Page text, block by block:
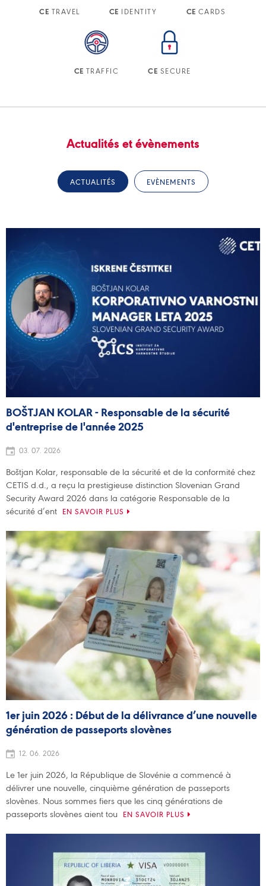
CE TRAVEL CE IDENTITY CE CARDS
CE TRAFFIC CE SECURE
Actualités et évènements
ACTUALITÉS EVÈNEMENTS
BOŠTJAN KOLAR - Responsable de la sécurité
d'entreprise de l'année 2025
03. 07. 2026
Boštjan Kolar, responsable de la sécurité et de la conformité chez
CETIS d.d., a reçu la prestigieuse distinction Slovenian Grand
Security Award 2026 dans la catégorie Responsable de la
sécurité d’ent
EN SAVOIR PLUS
1er juin 2026 : Début de la délivrance d’une nouvelle
génération de passeports slovènes
12. 06. 2026
Le 1er juin 2026, la République de Slovénie a commencé à
délivrer une nouvelle, cinquième génération de passeports
slovènes. Nous sommes fiers que les cinq générations de
passeports slovènes aient tou
EN SAVOIR PLUS